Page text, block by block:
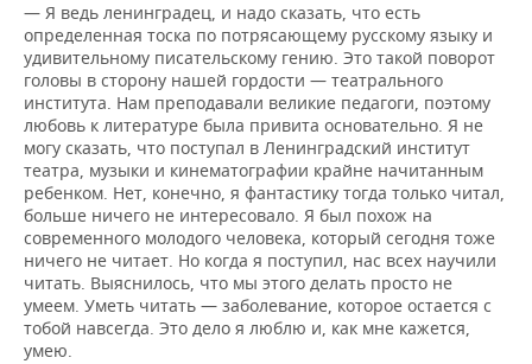
— Я ведь ленинградец, и надо сказать, что есть
определенная тоска по потрясающему русскому языку и
удивительному писательскому гению. Это такой поворот
головы в сторону нашей гордости — театрального
института. Нам преподавали великие педагоги, поэтому
любовь к литературе была привита основательно. Я не
могу сказать, что поступал в Ленинградский институт
театра, музыки и кинематографии крайне начитанным
ребенком. Нет, конечно, я фантастику тогда только читал,
больше ничего не интересовало. Я был похож на
современного молодого человека, который сегодня тоже
ничего не читает. Но когда я поступил, нас всех научили
читать. Выяснилось, что мы этого делать просто не
умеем. Уметь читать — заболевание, которое остается с
тобой навсегда. Это дело я люблю и, как мне кажется,
умею.